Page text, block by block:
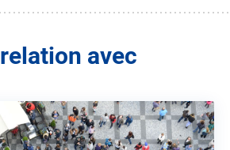
avec